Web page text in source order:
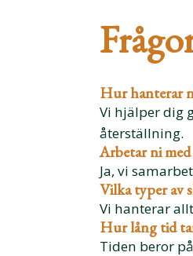
Hur hanterar
Vi hjälper dig
återställning.
Arbetar ni
Ja, vi
Vilka typer av
Vi hanterar
Hur lång tid
Tiden beror